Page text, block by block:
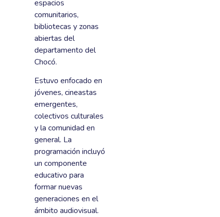
espacios
comunitarios,
bibliotecas y zonas
abiertas del
departamento del
Chocó.
Estuvo enfocado en
jóvenes, cineastas
emergentes,
colectivos culturales
y la comunidad en
general. La
programación incluyó
un componente
educativo para
formar nuevas
generaciones en el
ámbito audiovisual.